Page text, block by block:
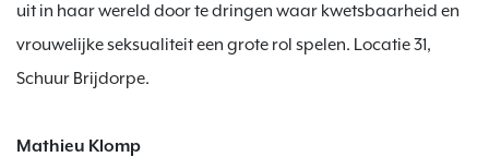
uit in haar wereld door te dringen waar kwetsbaarheid en
vrouwelijke seksualiteit een grote rol spelen. Locatie 31,
Schuur Brijdorpe.
Mathieu Klomp